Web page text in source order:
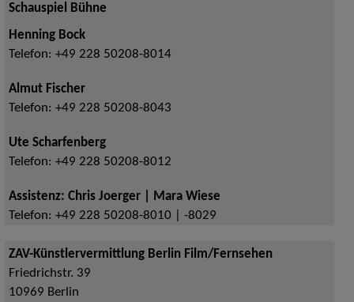
Schauspiel Bühne
Henning Bock
Telefon: +49 228 50208-8014
Almut Fischer
Telefon: +49 228 50208-8043
Ute Scharfenberg
Telefon: +49 228 50208-8012
Assistenz: Chris Joerger | Mara Wiese
Telefon: +49 228 50208-8010 | -8029
ZAV-Künstlervermittlung Berlin Film/Fernsehen
Friedrichstr. 39
10969 Berlin